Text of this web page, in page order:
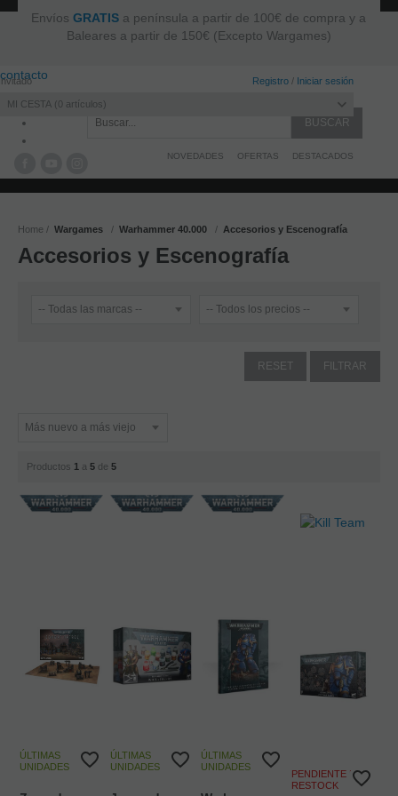
EnvíosGRATIS a península a partir de 100€ de compra y a
Baleares a partir de 150€ (Excepto Wargames)
contacto Registro / Iniciar sesión
MI CESTA 0 artículos
NOVEDADES OFERTAS DESTACADOS
Home Wargames Warhammer 40.000 Accesorios y Escenografía
Accesorios y Escenografía
Productos 1 a 5 de 5
ÚLTIMAS
UNIDADES
ÚLTIMAS
UNIDADES
ÚLTIMAS
UNIDADES
PENDIENTE DE
RESTOCK